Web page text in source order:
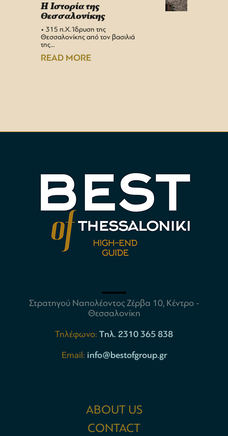
H Iστορία της
Θεσσαλονίκης
• 315 π.Χ. Ίδρυση της
Θεσσαλονίκης από τον βασιλιά
της…
READ MORE
Στρατηγού Ναπολέοντος Ζέρβα 10, Κέντρο -
Θεσσαλονίκη
Τηλέφωνο: Tηλ. 2310 365 838
Email: info@bestofgroup.gr
ABOUT US
CONTACT